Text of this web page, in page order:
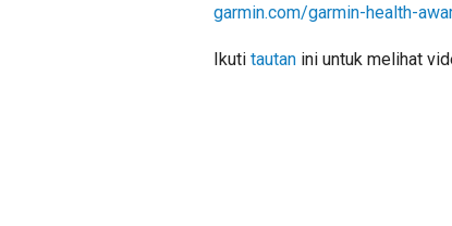
garmin.com/garmin-health-
Ikuti tautan ini untuk melihat